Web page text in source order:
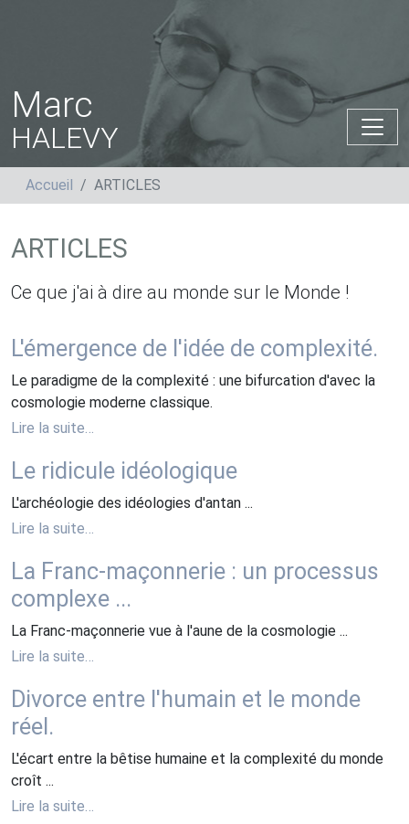
Marc
HALEVY
Accueil ARTICLES
ARTICLES
Ce que j'ai à dire au monde sur le Monde !
L'émergence de l'idée de complexité.
Le paradigme de la complexité : une bifurcation d'avec la
cosmologie moderne classique.
Lire la suite…
Le ridicule idéologique
L'archéologie des idéologies d'antan ...
Lire la suite…
La Franc-maçonnerie : un processus
complexe ...
La Franc-maçonnerie vue à l'aune de la cosmologie ...
Lire la suite…
Divorce entre l'humain et le monde
réel.
L'écart entre la bêtise humaine et la complexité du monde
croît ...
Lire la suite…